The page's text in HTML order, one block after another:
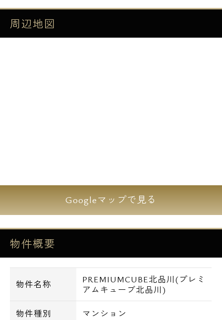
ール「天王洲アイル」の3駅ご利用可能で交
通アクセス良好です。
1R・1Kをメインとした間取りで単身者向けの
ンションです！
■設備
■オートロック
■SECOM
■防犯カメラ
■宅配ボックス
■メールボックス
■敷地内ごみ置場
周辺地図
Googleマップで見る
物件概要
物件名称
PREMIUMCUBE北品川(プレミ
アムキューブ北品川)
物件種別 マンション